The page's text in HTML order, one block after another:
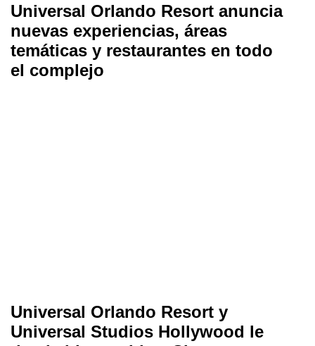
Universal Orlando Resort anuncia
nuevas experiencias, áreas
temáticas y restaurantes en todo
el complejo
Universal Orlando Resort y
Universal Studios Hollywood le